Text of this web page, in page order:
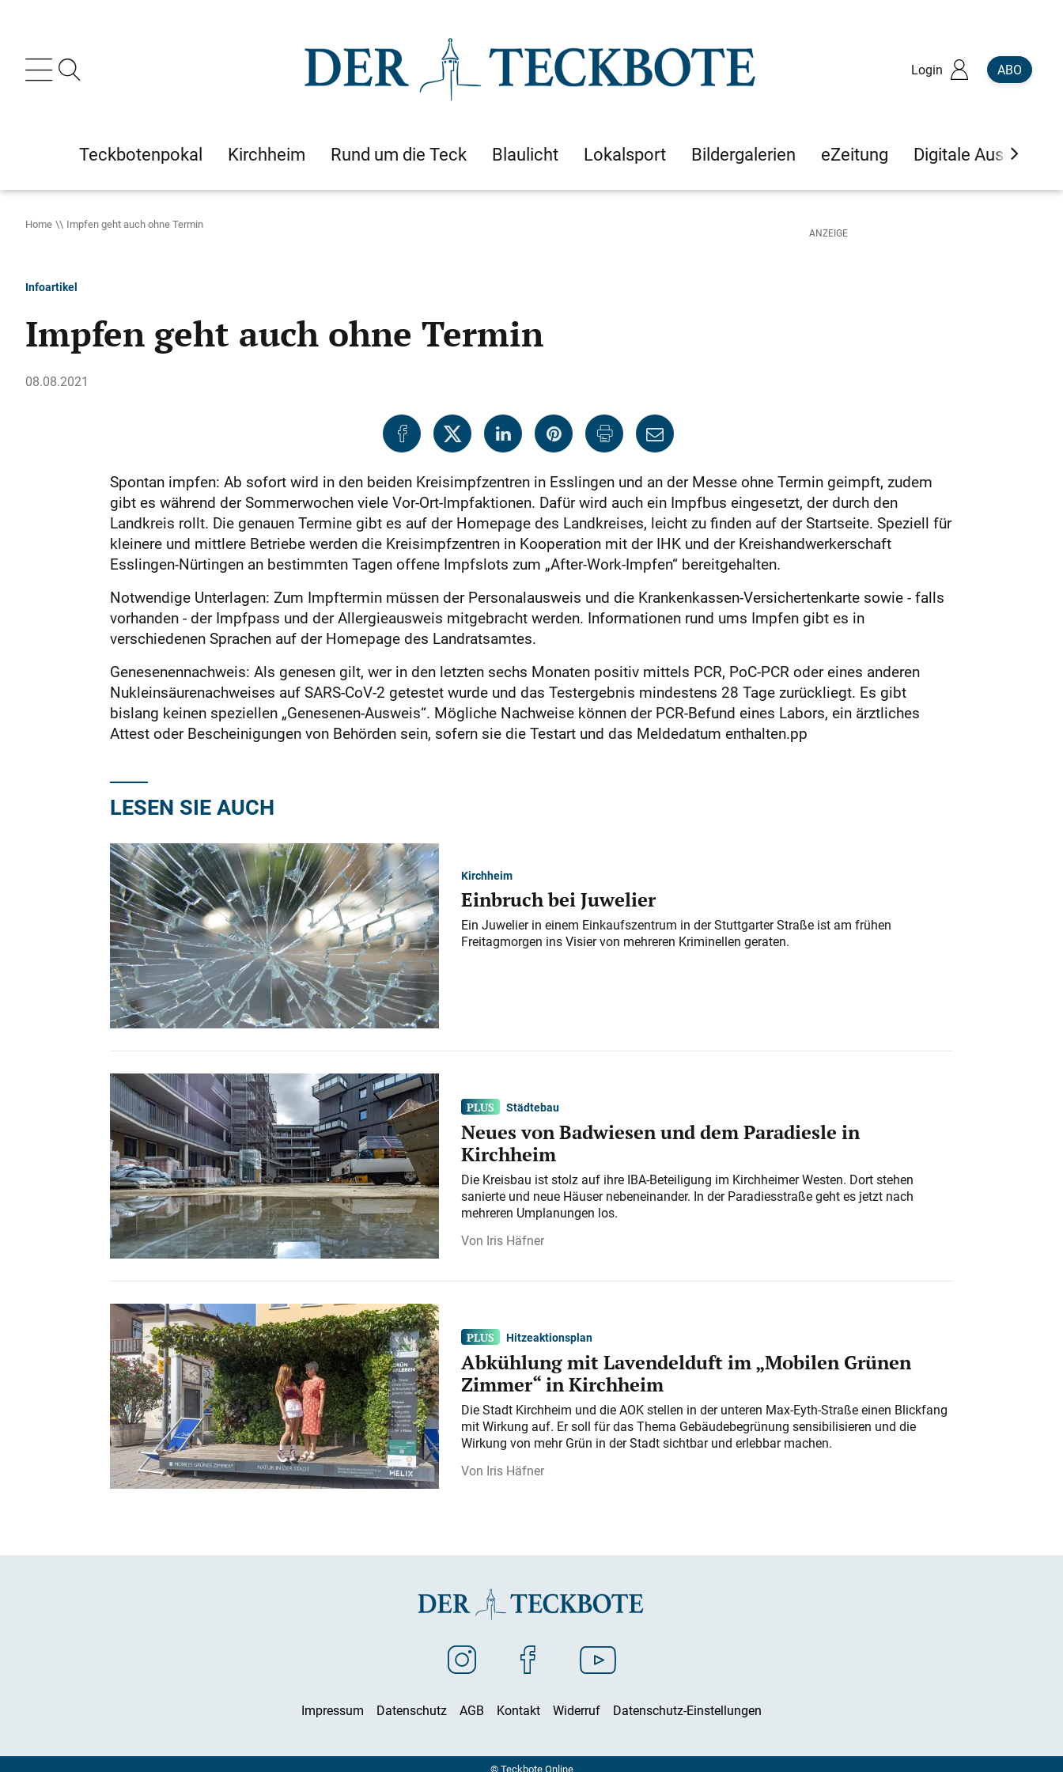
Login ABO
Teckbotenpokal Kirchheim Rund um die Teck Blaulicht Lokalsport Bildergalerien eZeitung Digitale Ausgaben
Home Impfen geht auch ohne Termin
Infoartikel
Impfen geht auch ohne Termin
08.08.2021
Spontan impfen: Ab sofort wird in den beiden Kreisimpfzentren in Esslingen und an der Messe ohne Termin geimpft, zudem
gibt es während der Sommerwochen viele Vor-Ort-Impfaktionen. Dafür wird auch ein Impfbus eingesetzt, der durch den
Landkreis rollt. Die genauen Termine gibt es auf der Homepage des Landkreises, leicht zu finden auf der Startseite. Speziell für
kleinere und mittlere Betriebe werden die Kreisimpfzentren in Kooperation mit der IHK und der Kreishandwerkerschaft
Esslingen-Nürtingen an bestimmten Tagen offene Impfslots zum „After-Work-Impfen“ bereitgehalten.
Notwendige Unterlagen: Zum Impftermin müssen der Personalausweis und die Krankenkassen-Versichertenkarte sowie - falls
vorhanden - der Impfpass und der Allergieausweis mitgebracht werden. Informationen rund ums Impfen gibt es in
verschiedenen Sprachen auf der Homepage des Landratsamtes.
Genesenennachweis: Als genesen gilt, wer in den letzten sechs Monaten positiv mittels PCR, PoC-PCR oder eines anderen
Nukleinsäurenachweises auf SARS-CoV-2 getestet wurde und das Testergebnis mindestens 28 Tage zurückliegt. Es gibt
bislang keinen speziellen „Genesenen-Ausweis“. Mögliche Nachweise können der PCR-Befund eines Labors, ein ärztliches
Attest oder Bescheinigungen von Behörden sein, sofern sie die Testart und das Meldedatum enthalten.pp
LESEN SIE AUCH
Kirchheim
Einbruch bei Juwelier
Ein Juwelier in einem Einkaufszentrum in der Stuttgarter Straße ist am frühen
Freitagmorgen ins Visier von mehreren Kriminellen geraten.
Städtebau
Neues von Badwiesen und dem Paradiesle in
Kirchheim
Die Kreisbau ist stolz auf ihre IBA-Beteiligung im Kirchheimer Westen. Dort stehen
sanierte und neue Häuser nebeneinander. In der Paradiesstraße geht es jetzt nach
mehreren Umplanungen los.
Iris Häfner
Hitzeaktionsplan
Abkühlung mit Lavendelduft im „Mobilen Grünen
Zimmer“ in Kirchheim
Die Stadt Kirchheim und die AOK stellen in der unteren Max-Eyth-Straße einen Blickfang
mit Wirkung auf. Er soll für das Thema Gebäudebegrünung sensibilisieren und die
Wirkung von mehr Grün in der Stadt sichtbar und erlebbar machen.
Iris Häfner
Impressum Datenschutz AGB Kontakt Widerruf Datenschutz-Einstellungen
© Teckbote Online